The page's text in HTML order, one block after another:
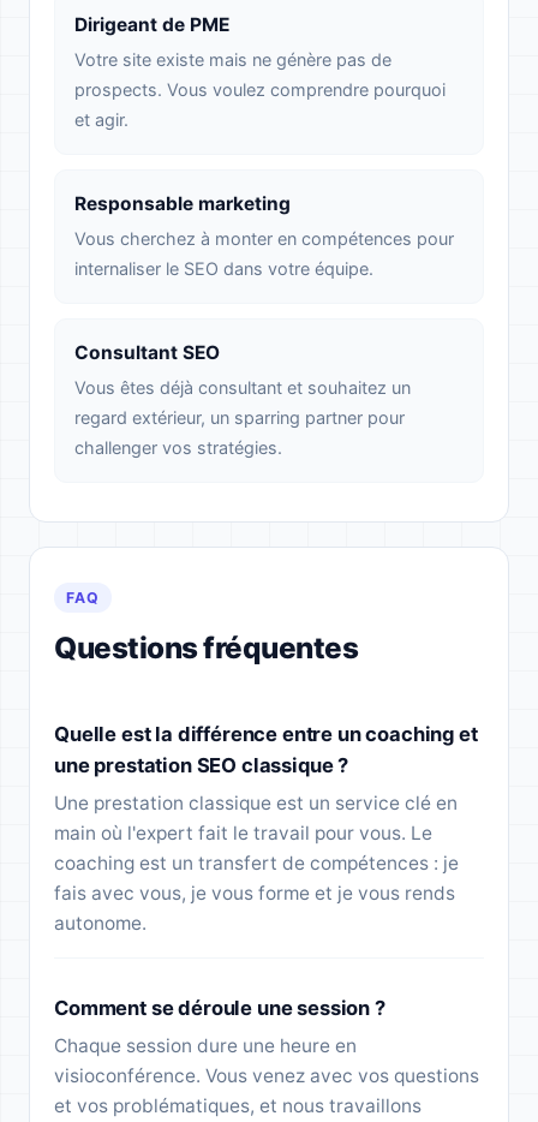
Dirigeant de PME
Votre site existe mais ne génère pas de
prospects. Vous voulez comprendre pourquoi
et agir.
Responsable marketing
Vous cherchez à monter en compétences pour
internaliser le SEO dans votre équipe.
Consultant SEO
Vous êtes déjà consultant et souhaitez un
regard extérieur, un sparring partner pour
challenger vos stratégies.
FAQ
Questions fréquentes
Quelle est la différence entre un coaching et
une prestation SEO classique ?
Une prestation classique est un service clé en
main où l'expert fait le travail pour vous. Le
coaching est un transfert de compétences : je
fais avec vous, je vous forme et je vous rends
autonome.
Comment se déroule une session ?
Chaque session dure une heure en
visioconférence. Vous venez avec vos questions
et vos problématiques, et nous travaillons